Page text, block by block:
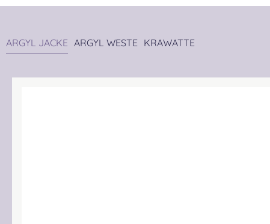
ARGYL JACKE ARGYL WESTE KRAWATTE